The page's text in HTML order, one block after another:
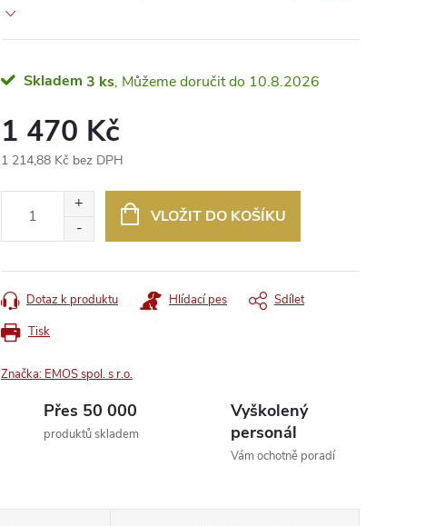
Skladem 3 ks 10.8.2026
1 470 Kč
1 214,88 Kč bez DPH
VLOŽIT DO KOŠÍKU
Tisk
Dotaz k produktu Hlídací pes Sdílet
Značka: EMOS spol. s r.o.
Přes 50 000
produktů skladem
Vyškolený
personál
Vám ochotně poradí